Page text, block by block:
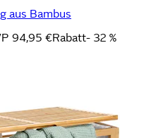
aus Bambus
94,95 €Rabatt- 32 %